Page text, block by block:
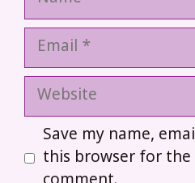
Email
Website
Save my name,
this browser for